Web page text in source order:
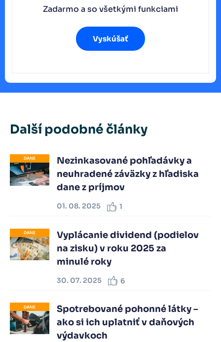
Zadarmo a so všetkými funkciami
Vyskúšať
Další podobné články
DANE
Nezinkasované pohľadávky a
neuhradené záväzky z hľadiska
dane z príjmov
01. 08. 2025 1
DANE
Vyplácanie dividend (podielov
na zisku) v roku 2025 za
minulé roky
30. 07. 2025 6
DANE
Spotrebované pohonné látky –
ako si ich uplatniť v daňových
výdavkoch